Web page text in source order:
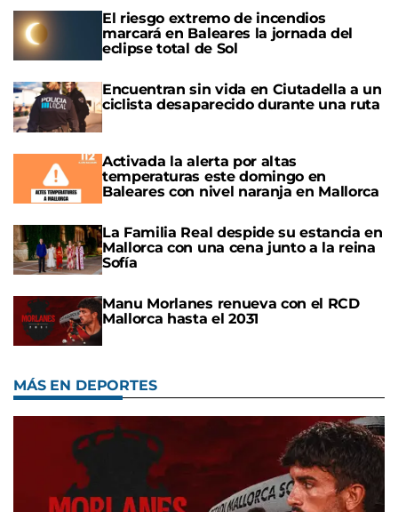
El riesgo extremo de incendios
marcará en Baleares la jornada del
eclipse total de Sol
Encuentran sin vida en Ciutadella a un
ciclista desaparecido durante una ruta
Activada la alerta por altas
temperaturas este domingo en
Baleares con nivel naranja en Mallorca
La Familia Real despide su estancia en
Mallorca con una cena junto a la reina
Sofía
Manu Morlanes renueva con el RCD
Mallorca hasta el 2031
MÁS EN DEPORTES